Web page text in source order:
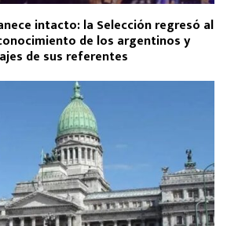
intacto: la Selección regresó al
de los argentinos y
de sus referentes